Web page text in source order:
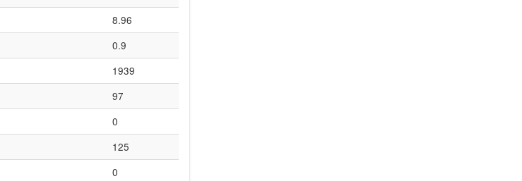
8.96
0.9
1939
97
0
125
0